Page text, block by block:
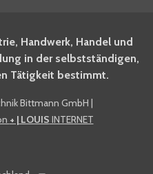
Fachwissen
anmelden.
mich für den
Handwerk, Handel und
in der selbstständigen,
Tätigkeit bestimmt.
Bittmann GmbH |
+ | LOUIS INTERNET